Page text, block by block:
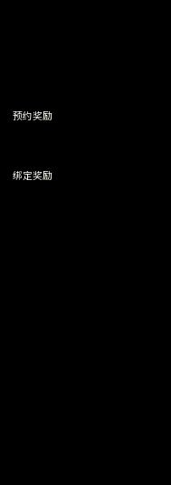
预约奖励
绑定奖励